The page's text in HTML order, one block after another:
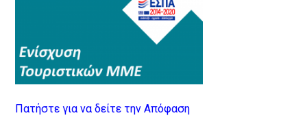
Πατήστε για να δείτε την Απόφαση